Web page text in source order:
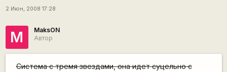
2 Июн, 2008 17:28
M
MaksON
Автор
Система с тремя звездами, она идет суцельно с